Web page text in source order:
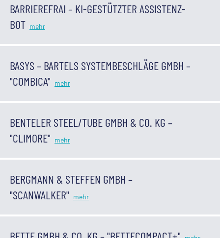
BARRIEREFRAI – KI-GESTÜTZTER ASSISTENZ-
BOT
BASYS – BARTELS SYSTEMBESCHLÄGE GMBH –
"COMBICA"
BENTELER STEEL/TUBE GMBH & CO. KG –
"CLIMORE"
BERGMANN & STEFFEN GMBH –
"SCANWALKER"